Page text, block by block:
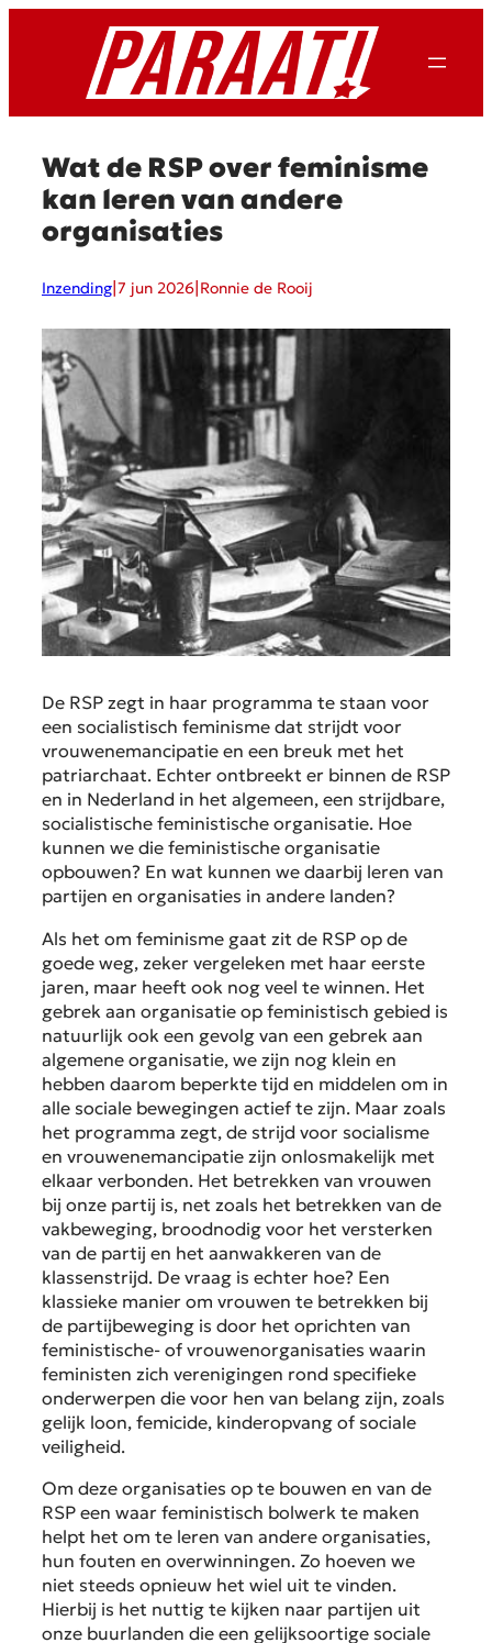
Wat de RSP over feminisme
kan leren van andere
organisaties
Inzending 7 jun 2026 Ronnie de Rooij
De RSP zegt in haar programma te staan voor
een socialistisch feminisme dat strijdt voor
vrouwenemancipatie en een breuk met het
patriarchaat. Echter ontbreekt er binnen de RSP
en in Nederland in het algemeen, een strijdbare,
socialistische feministische organisatie. Hoe
kunnen we die feministische organisatie
opbouwen? En wat kunnen we daarbij leren van
partijen en organisaties in andere landen?
Als het om feminisme gaat zit de RSP op de
goede weg, zeker vergeleken met haar eerste
jaren, maar heeft ook nog veel te winnen. Het
gebrek aan organisatie op feministisch gebied is
natuurlijk ook een gevolg van een gebrek aan
algemene organisatie, we zijn nog klein en
hebben daarom beperkte tijd en middelen om in
alle sociale bewegingen actief te zijn. Maar zoals
het programma zegt, de strijd voor socialisme
en vrouwenemancipatie zijn onlosmakelijk met
elkaar verbonden. Het betrekken van vrouwen
bij onze partij is, net zoals het betrekken van de
vakbeweging, broodnodig voor het versterken
van de partij en het aanwakkeren van de
klassenstrijd. De vraag is echter hoe? Een
klassieke manier om vrouwen te betrekken bij
de partijbeweging is door het oprichten van
feministische- of vrouwenorganisaties waarin
feministen zich verenigingen rond specifieke
onderwerpen die voor hen van belang zijn, zoals
gelijk loon, femicide, kinderopvang of sociale
veiligheid.
Om deze organisaties op te bouwen en van de
RSP een waar feministisch bolwerk te maken
helpt het om te leren van andere organisaties,
hun fouten en overwinningen. Zo hoeven we
niet steeds opnieuw het wiel uit te vinden.
Hierbij is het nuttig te kijken naar partijen uit
onze buurlanden die een gelijksoortige sociale